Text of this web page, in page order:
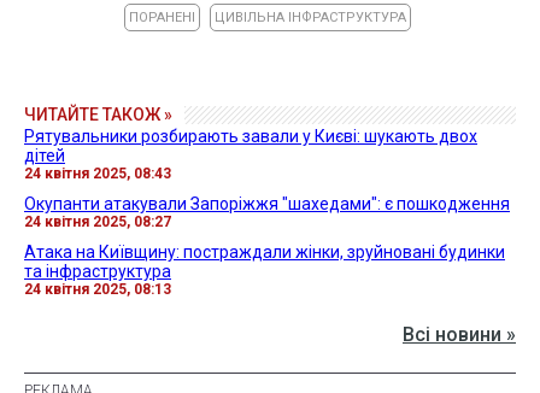
ПОРАНЕНІ ЦИВІЛЬНА ІНФРАСТРУКТУРА
ЧИТАЙТЕ ТАКОЖ »
Рятувальники розбирають завали у Києві: шукають двох
дітей
24 квітня 2025, 08:43
Окупанти атакували Запоріжжя "шахедами": є пошкодження
24 квітня 2025, 08:27
Атака на Київщину: постраждали жінки, зруйновані будинки
та інфраструктура
24 квітня 2025, 08:13
Всі новини »